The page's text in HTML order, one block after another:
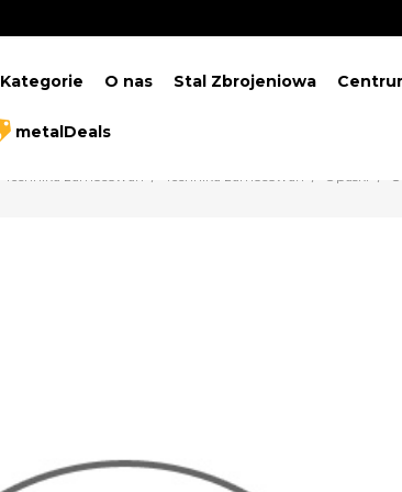
Kategorie O nas Stal Zbrojeniowa
metalDeals